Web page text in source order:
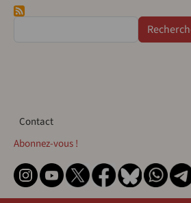
Contact
Contact
Abonnez-vous !